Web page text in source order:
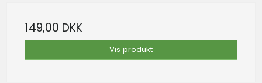
149,00 DKK
Vis produkt